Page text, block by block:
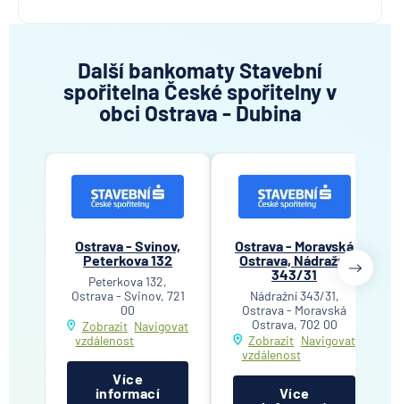
Další bankomaty Stavební
spořitelna České spořitelny v
obci Ostrava - Dubina
Ostrava - Svinov,
Peterkova 132
Peterkova 132,
Ostrava - Svinov, 721
00
Zobrazit
vzdálenost
Navigovat
Více
informací
Ostrava - Moravská
Ostrava, Nádražní
343/31
Nádražní 343/31,
Ostrava - Moravská
Ostrava, 702 00
Zobrazit
vzdálenost
Navigovat
Více